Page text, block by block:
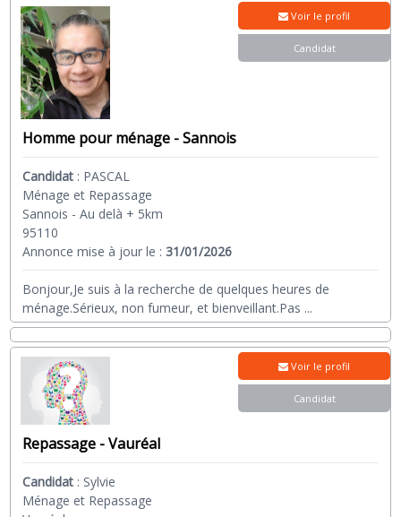
Homme pour ménage - Sannois
Candidat : PASCAL
Ménage et Repassage
Sannois - Au delà + 5km
95110
Annonce mise à jour le :31/01/2026
Bonjour,Je suis à la recherche de quelques heures de
ménage.Sérieux, non fumeur, et bienveillant.Pas ...
Voir le profil
Candidat
Repassage - Vauréal
Candidat : Sylvie
Ménage et Repassage
Voir le profil
Candidat